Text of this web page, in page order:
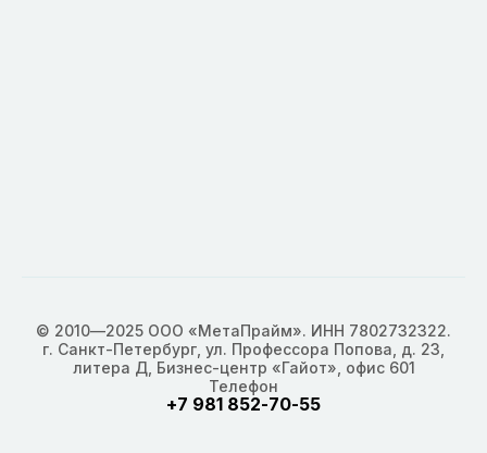
© 2010—2025 ООО «МетаПрайм». ИНН 7802732322.
г. Санкт-Петербург, ул. Профессора Попова, д. 23,
литера Д, Бизнес-центр «Гайот», офис 601
Телефон
+7 981 852-70-55